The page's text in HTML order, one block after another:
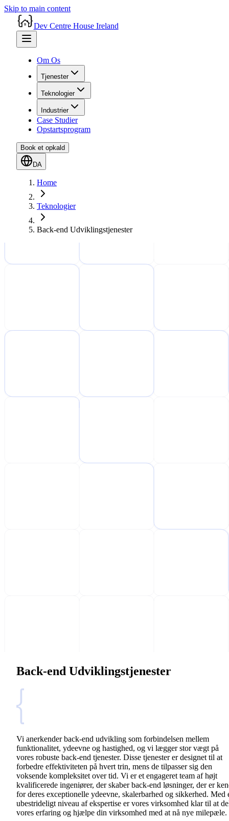
Skip to main content
Dev Centre House Ireland
Om Os
Tjenester
Teknologier
Industrier
Case Studier
Opstartsprogram
Book et opkald
DA
Home
Teknologier
Back-end Udviklingstjenester
Back-end Udviklingstjenester
Vi anerkender back-end udvikling som forbindelsen mellem
funktionalitet, ydeevne og hastighed, og vi lægger stor vægt på
vores robuste back-end tjenester. Disse tjenester er designet til at
forbedre effektiviteten på hvert trin, mens de tilpasser sig den
voksende kompleksitet over tid. Vi er et engageret team af højt
kvalificerede ingeniører, der skaber back-end løsninger, der er
for deres exceptionelle ydeevne, skalerbarhed og sikkerhed. Med
ubestrideligt niveau af ekspertise er vores virksomhed klar til at
vores erfaring og hjælpe din virksomhed med at nå nye milepæle.